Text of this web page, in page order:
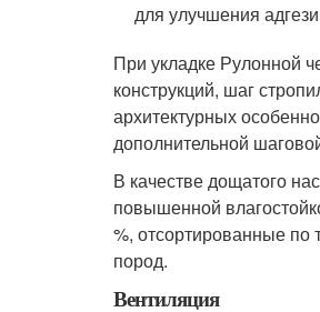
для улучшения
При укладке Рулонной
конструкций, шаг
архитектурных
дополнительной
В качестве дощатого
повышенной
%, отсортированные по
пород.
Вентиляция